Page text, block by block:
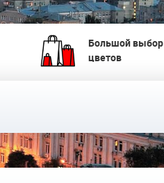
Большой выбор
цветов